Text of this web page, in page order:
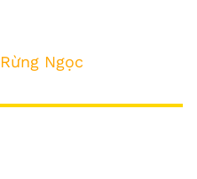
Ngọc